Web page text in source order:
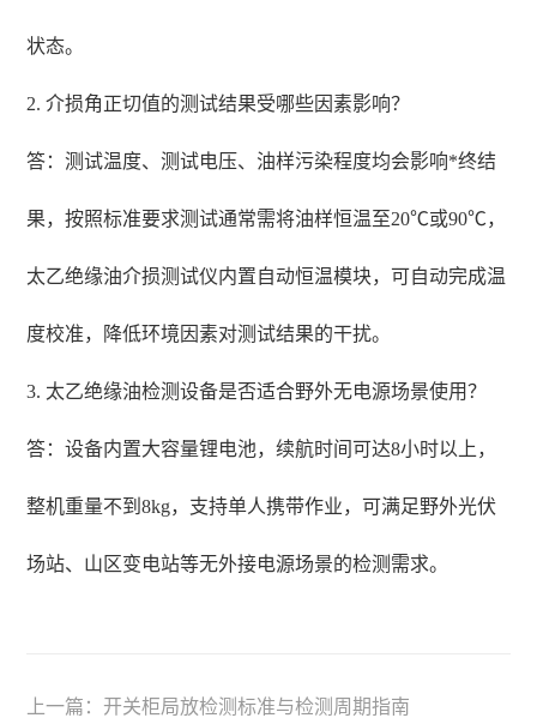
状态。
2. 介损角正切值的测试结果受哪些因素影响？
答：测试温度、测试电压、油样污染程度均会影响*终结
果，按照标准要求测试通常需将油样恒温至20℃或90℃，
太乙绝缘油介损测试仪内置自动恒温模块，可自动完成温
度校准，降低环境因素对测试结果的干扰。
3. 太乙绝缘油检测设备是否适合野外无电源场景使用？
答：设备内置大容量锂电池，续航时间可达8小时以上，
整机重量不到8kg，支持单人携带作业，可满足野外光伏
场站、山区变电站等无外接电源场景的检测需求。
上一篇： 开关柜局放检测标准与检测周期指南